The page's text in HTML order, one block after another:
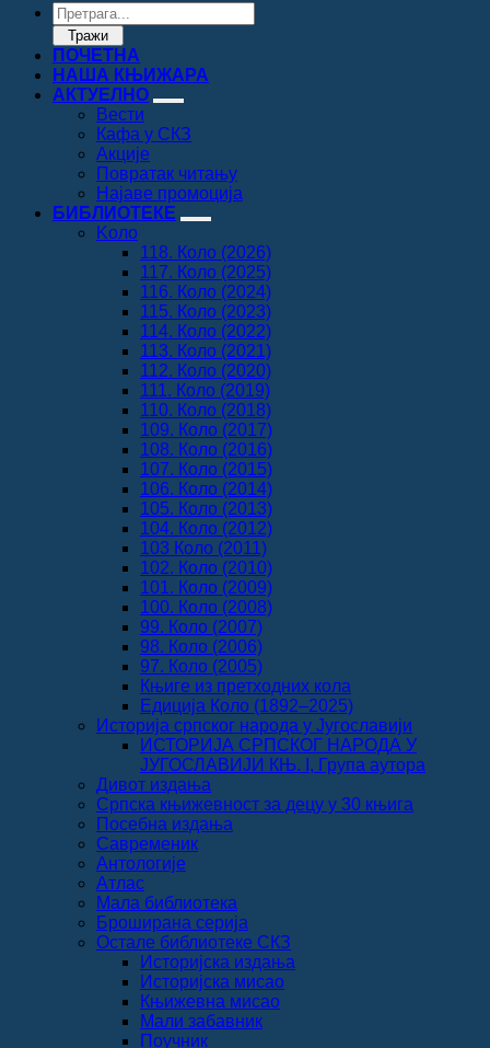
Products
search
Тражи
ПОЧЕТНА
НАША КЊИЖАРА
АКТУЕЛНО
Вести
Кафа у СКЗ
Акције
Повратак читању
Најаве промоција
БИБЛИОТЕКЕ
Koло
118. Коло (2026)
117. Коло (2025)
116. Коло (2024)
115. Коло (2023)
114. Коло (2022)
113. Коло (2021)
112. Коло (2020)
111. Коло (2019)
110. Коло (2018)
109. Коло (2017)
108. Коло (2016)
107. Коло (2015)
106. Коло (2014)
105. Коло (2013)
104. Коло (2012)
103 Коло (2011)
102. Коло (2010)
101. Коло (2009)
100. Коло (2008)
99. Коло (2007)
98. Коло (2006)
97. Коло (2005)
Књиге из претходних кола
Едиција Коло (1892‒2025)
Историја српског народа у Југославији
ИСТОРИЈА СРПСКОГ НАРОДА У
ЈУГОСЛАВИЈИ КЊ. I, Група аутора
Дивот издања
Српска књижевност за децу у 30 књига
Посебна издања
Савременик
Антологије
Атлас
Мала библиотека
Броширана серија
Остале библиотеке СКЗ
Историјска издања
Историјска мисао
Књижевна мисао
Мали забавник
Поучник